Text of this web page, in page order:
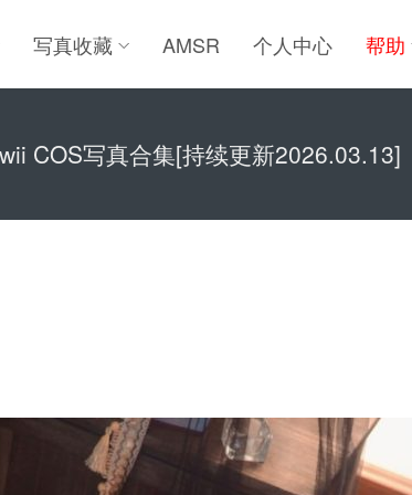
写真收藏 AMSR 个人中心 帮助
COS写真合集[持续更新2026.03.13]